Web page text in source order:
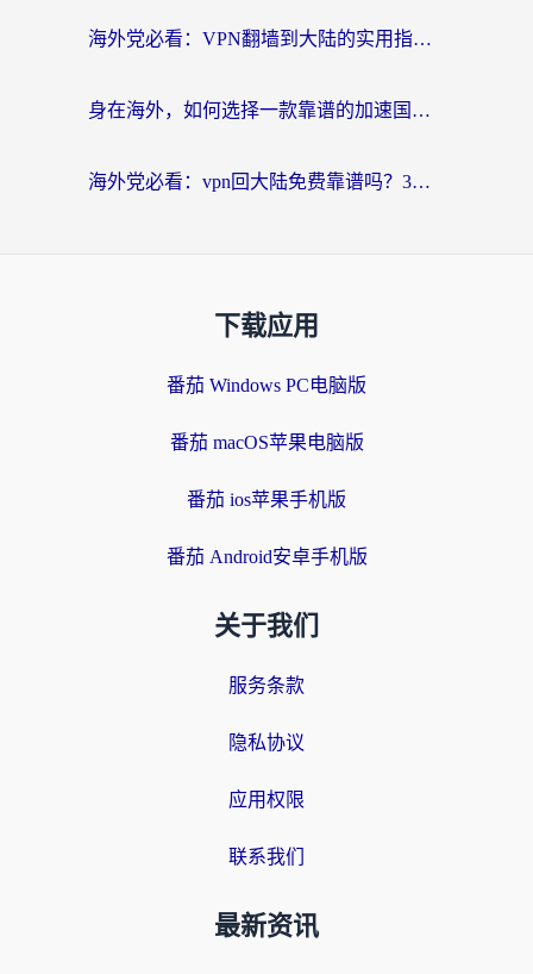
海外党必看：VPN翻墙到大陆的实用指南——从看CCTV5到选加速器，一篇全搞定
身在海外，如何选择一款靠谱的加速国内网络的加速器？
海外党必看：vpn回大陆免费靠谱吗？3步选对加速器实现无缝刷国内资源
下载应用
番茄 Windows PC电脑版
番茄 macOS苹果电脑版
番茄 ios苹果手机版
番茄 Android安卓手机版
关于我们
服务条款
隐私协议
应用权限
联系我们
最新资讯